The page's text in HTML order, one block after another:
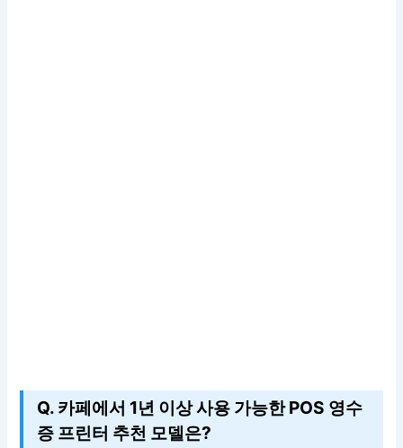
Q. 카페에서 1년 이상 사용 가능한 POS 영수
증 프린터 추천 모델은?